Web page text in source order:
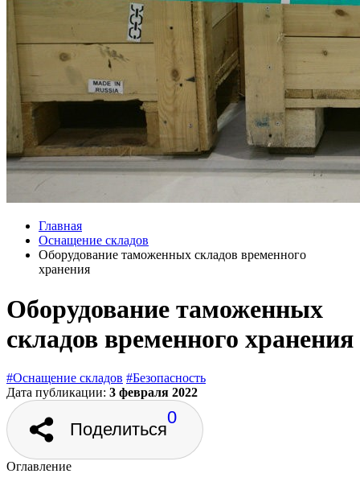
Главная
Оснащение складов
Оборудование таможенных складов временного
хранения
Оборудование таможенных
складов временного хранения
#Оснащение складов #Безопасность
Дата публикации: 3 февраля 2022
Поделиться
0
Оглавление